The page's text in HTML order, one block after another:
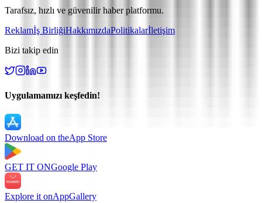
Tarafsız, hızlı ve güvenilir haber platformu.
Reklamİş BirliğiHakkımızdaPolitikalarİletişim
Bizi takip edin
Uygulamamızı keşfedin!
Download on theApp Store
GET IT ONGoogle Play
Explore it onAppGallery